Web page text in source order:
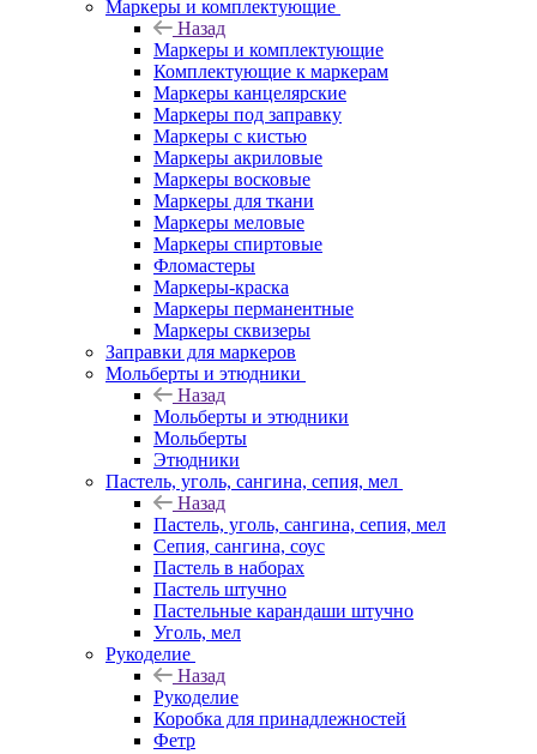
Маркеры и комплектующие
Назад
Маркеры и комплектующие
Комплектующие к маркерам
Маркеры канцелярские
Маркеры под заправку
Маркеры с кистью
Маркеры акриловые
Маркеры восковые
Маркеры для ткани
Маркеры меловые
Маркеры спиртовые
Фломастеры
Маркеры-краска
Маркеры перманентные
Маркеры сквизеры
Заправки для маркеров
Мольберты и этюдники
Назад
Мольберты и этюдники
Мольберты
Этюдники
Пастель, уголь, сангина, сепия, мел
Назад
Пастель, уголь, сангина, сепия, мел
Сепия, сангина, соус
Пастель в наборах
Пастель штучно
Пастельные карандаши штучно
Уголь, мел
Рукоделие
Назад
Рукоделие
Коробка для принадлежностей
Фетр